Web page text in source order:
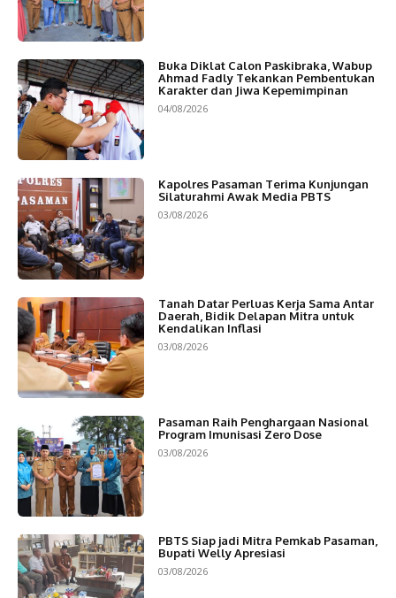
Buka Diklat Calon Paskibraka, Wabup
Ahmad Fadly Tekankan Pembentukan
Karakter dan Jiwa Kepemimpinan
04/08/2026
Kapolres Pasaman Terima Kunjungan
Silaturahmi Awak Media PBTS
03/08/2026
Tanah Datar Perluas Kerja Sama Antar
Daerah, Bidik Delapan Mitra untuk
Kendalikan Inflasi
03/08/2026
Pasaman Raih Penghargaan Nasional
Program Imunisasi Zero Dose
03/08/2026
PBTS Siap jadi Mitra Pemkab Pasaman,
Bupati Welly Apresiasi
03/08/2026